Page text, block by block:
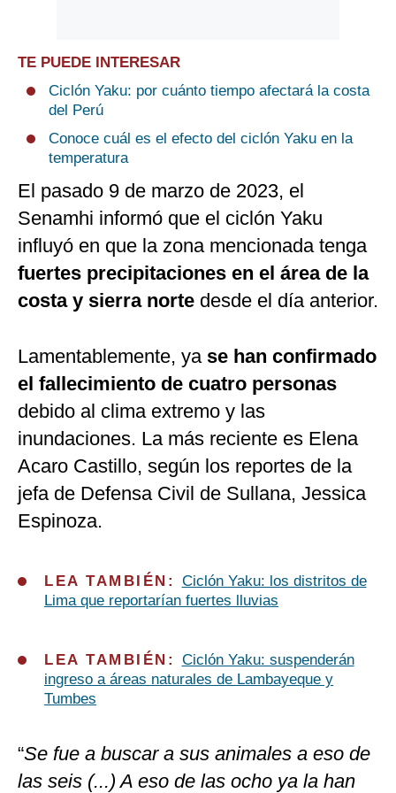
TE PUEDE INTERESAR
Ciclón Yaku: por cuánto tiempo afectará la costa
del Perú
Conoce cuál es el efecto del ciclón Yaku en la
temperatura
El pasado 9 de marzo de 2023, el
Senamhi informó que el ciclón Yaku
influyó en que la zona mencionada tenga
fuertes precipitaciones en el área de la
costa y sierra norte desde el día anterior.
Lamentablemente, ya se han confirmado
el fallecimiento de cuatro personas
debido al clima extremo y las
inundaciones. La más reciente es Elena
Acaro Castillo, según los reportes de la
jefa de Defensa Civil de Sullana, Jessica
Espinoza.
LEA TAMBIÉN: Ciclón Yaku: los distritos de
Lima que reportarían fuertes lluvias
LEA TAMBIÉN: Ciclón Yaku: suspenderán
ingreso a áreas naturales de Lambayeque y
Tumbes
“Se fue a buscar a sus animales a eso de
las seis (...) A eso de las ocho ya la han